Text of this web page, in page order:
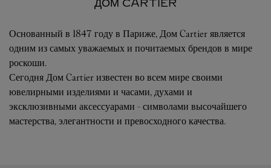
ДОМ CARTIER
Основанный в 1847 году в Париже, Дом Cartier является
одним из самых уважаемых и почитаемых брендов в мире
роскоши.
Сегодня Дом Cartier известен во всем мире своими
ювелирными изделиями и часами, духами и
эксклюзивными аксессуарами - символами высочайшего
мастерства, элегантности и превосходного качества.